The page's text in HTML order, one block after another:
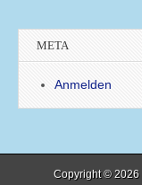
META
Anmelden
Copyright © 2026